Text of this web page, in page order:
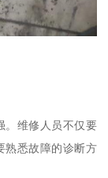
。维修人员不仅要
熟悉故障的诊断方